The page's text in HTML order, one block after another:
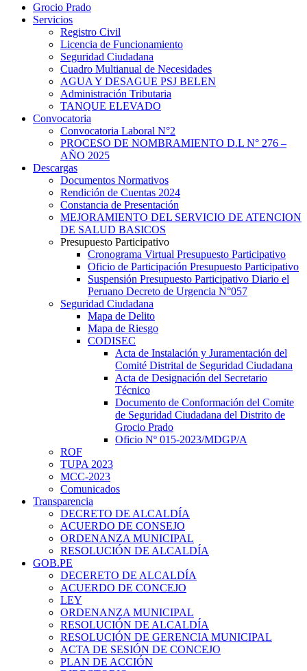
Grocio Prado
Servicios
Registro Civil
Licencia de Funcionamiento
Seguridad Ciudadana
Cuadro Multianual de Necesidades
AGUA Y DESAGUE PSJ BELEN
Administración Tributaria
TANQUE ELEVADO
Convocatoria
Convocatoria Laboral N°2
PROCESO DE NOMBRAMIENTO D.L N° 276 –
AÑO 2025
Descargas
Documentos Normativos
Rendición de Cuentas 2024
Constancia de Presentación
MEJORAMIENTO DEL SERVICIO DE ATENCION
DE SALUD BASICOS
Presupuesto Participativo
Cronograma Virtual Presupuesto Participativo
Oficio de Participación Presupuesto Participativo
Suspensión Presupuesto Participativo Diario el
Peruano Decreto de Urgencia N°057
Seguridad Ciudadana
Mapa de Delito
Mapa de Riesgo
CODISEC
Acta de Instalación y Juramentación del
Comité Distrital de Seguridad Ciudadana
Acta de Designación del Secretario
Técnico
Documento de Conformación del Comite
de Seguridad Ciudadana del Distrito de
Grocio Prado
Oficio Nº 015-2023/MDGP/A
ROF
TUPA 2023
MCC-2023
Comunicados
Transparencia
DECRETO DE ALCALDÍA
ACUERDO DE CONSEJO
ORDENANZA MUNICIPAL
RESOLUCIÓN DE ALCALDÍA
GOB.PE
DECERETO DE ALCALDÍA
ACUERDO DE CONCEJO
LEY
ORDENANZA MUNICIPAL
RESOLUCIÓN DE ALCALDÍA
RESOLUCIÓN DE GERENCIA MUNICIPAL
ACTA DE SESIÓN DE CONCEJO
PLAN DE ACCIÓN